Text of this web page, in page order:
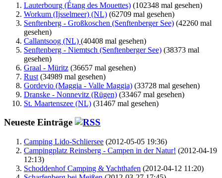
Lauterbourg (Étang des Mouettes) (102348 mal gesehen)
Workum (Ijsselmeer) (NL) (62709 mal gesehen)
Senftenberg - Großkoschen (Senftenberger See) (42260 mal
gesehen)
Callantsoog (NL) (40408 mal gesehen)
Senftenberg - Niemtsch (Senftenberger See) (38373 mal
gesehen)
Graal - Müritz (36657 mal gesehen)
Rust (34989 mal gesehen)
Gordevio (Maggia - Valle Maggia) (33728 mal gesehen)
Dranske - Nonnevitz (Rügen) (33467 mal gesehen)
St. Maartenszee (NL) (31467 mal gesehen)
Neueste Einträge
Camping Lido-Schliersee (2012-05-05 19:36)
Campingplatz Reinsberg - Campen in der Natur! (2012-04-19
12:13)
Schoddenhof Camping & Yachthafen (2012-04-12 11:20)